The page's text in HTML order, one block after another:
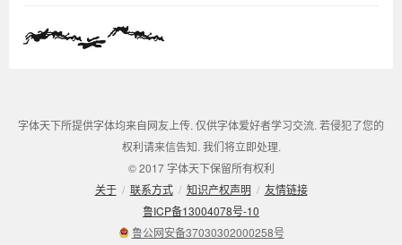
字体天下所提供字体均来自网友上传. 仅供字体爱好者学习交流. 若侵犯了您的
权利请来信告知. 我们将立即处理.
© 2017 字体天下保留所有权利
关于 / 联系方式 / 知识产权声明 / 友情链接
鲁ICP备13004078号-10
鲁公网安备37030302000258号